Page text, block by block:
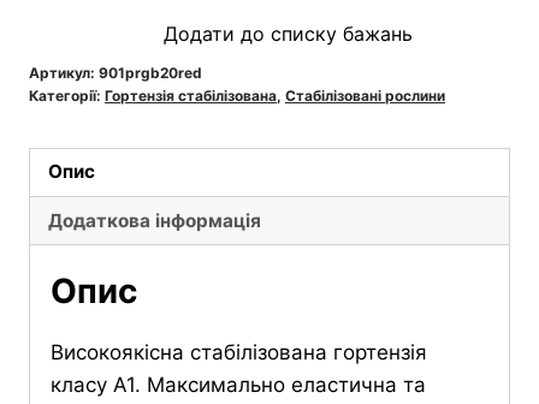
кількістьДодати до списку бажань
Артикул: 901prgb20red
Категорії: Гортензія стабілізована, Стабілізовані рослини
Опис
Додаткова інформація
Опис
Високоякісна стабілізована гортензія
класу А1. Максимально еластична та